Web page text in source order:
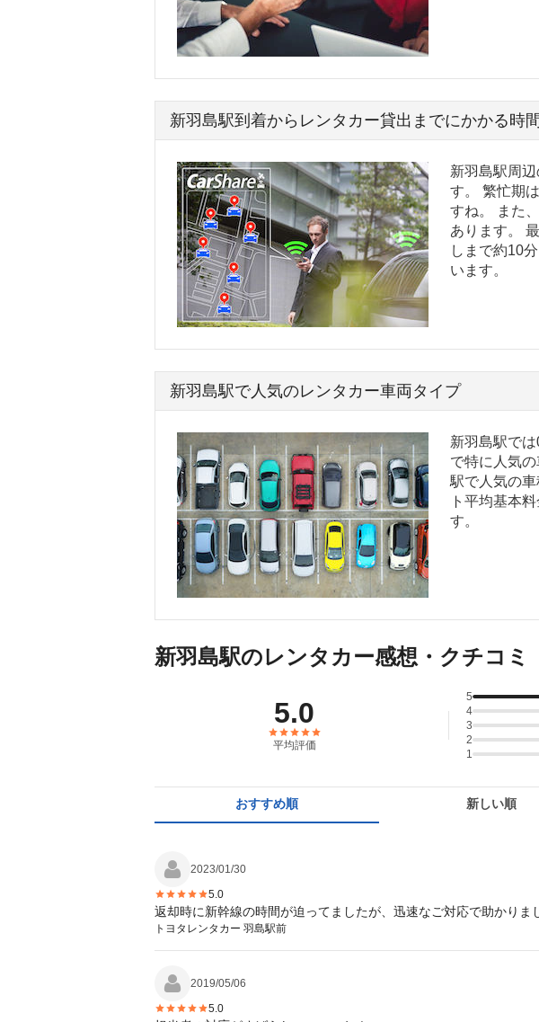
新羽島駅到着からレンタカー貸出までにかかる時
新羽島駅周
す。 繁忙期
すね。 また
あります。
しまで約10
います。
新羽島駅で人気のレンタカー車両タイプ
新羽島駅で
で特に人気
駅で人気の
ト平均基本
す。
新羽島駅のレンタカー感想・クチコミ
5.0
平均評価
5
4
3
2
1
おすすめ順 新しい順
2023/01/30
5.0
返却時に新幹線の時間が迫ってましたが、迅速なご対応で助かりま
トヨタレンタカー 羽島駅前
2019/05/06
5.0